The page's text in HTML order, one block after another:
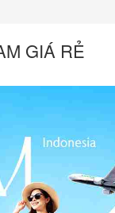
GIÁ RẺ